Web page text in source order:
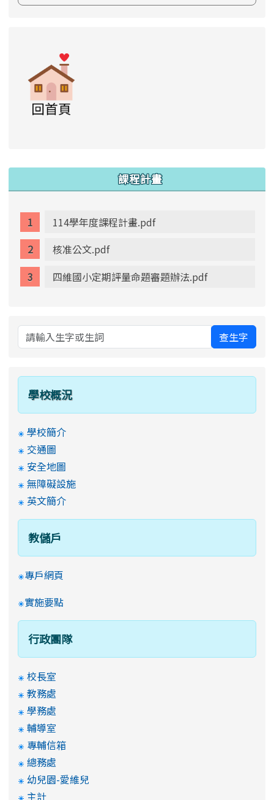
課程計畫
114學年度課程計畫.pdf
核准公文.pdf
四維國小定期評量命題審題辦法.pdf
查生字
學校概況
學校簡介
交通圖
安全地圖
無障礙設施
英文簡介
教儲戶
專戶網頁
實施要點
行政團隊
校長室
教務處
學務處
輔導室
專輔信箱
總務處
幼兒園-愛維兒
主計